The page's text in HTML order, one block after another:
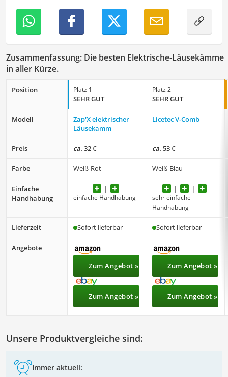
Zusammenfassung: Die besten Elektrische-Läusekämme
in aller Kürze.
Position Platz 1
SEHR GUT
Platz 2
SEHR GUT
Modell
Zap'X elektrischer
Läusekamm
Licetec V-Comb
Preis ca. 32 € ca. 53 €
Farbe Weiß-Rot Weiß-Blau
Einfache
Handhabung
einfache Handhabung
sehr einfache
Handhabung
Lieferzeit Sofort lieferbar Sofort lieferbar
Angebote
Zum Angebot »
Zum Angebot »
Zum Angebot »
Zum Angebot »
Unsere Produktvergleiche sind:
Immer aktuell: